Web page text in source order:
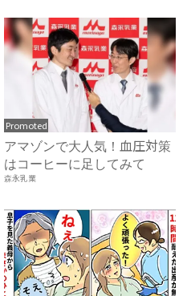
Promoted
アマゾンで大人気！血圧対策
はコーヒーに足してみて
森永乳業